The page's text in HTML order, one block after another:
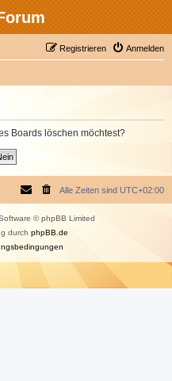
Anmelden
Registrieren
Boards löschen möchtest?
Alle Zeiten sind UTC+02:00
© phpBB Limited
durch phpBB.de